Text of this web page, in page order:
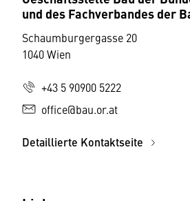
und des Fachverbandes der
Schaumburgergasse 20
1040 Wien
+43 5 90900 5222
office@bau.or.at
Detaillierte Kontaktseite